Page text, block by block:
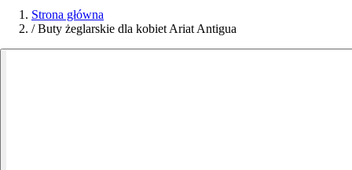
Strona główna
/ Buty żeglarskie dla kobiet Ariat Antigua